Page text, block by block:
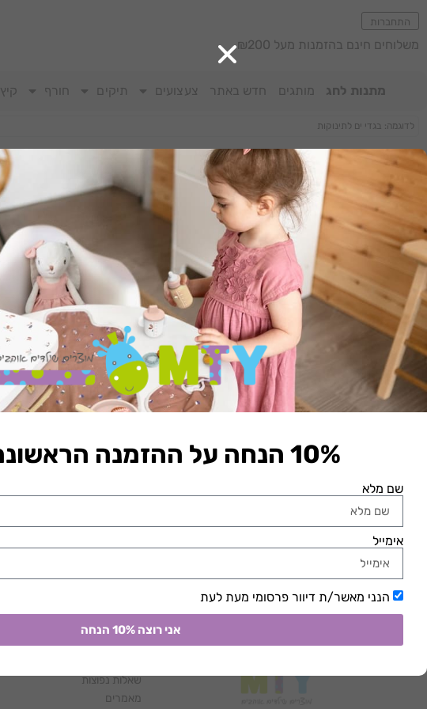
התחברות
משלוחים חינם בהזמנות מעל ₪200
מתנות לחג מותגים חדש באתר צעצועים תיקים חורף קיץ
מציגים את כל ⁦2⁩ התוצאות
מגבת קפוצ’ון גיאו אפור מגבת קפוצ’ון פרפרים
מידע
נקודות מכירה
שאלות נפוצות
מאמרים
10% הנחה על ההזמנה הראשונה באתר​
שם מלא
אימייל
הנני מאשר/ת דיוור פרסומי מעת לעת
אני רוצה 10% הנחה